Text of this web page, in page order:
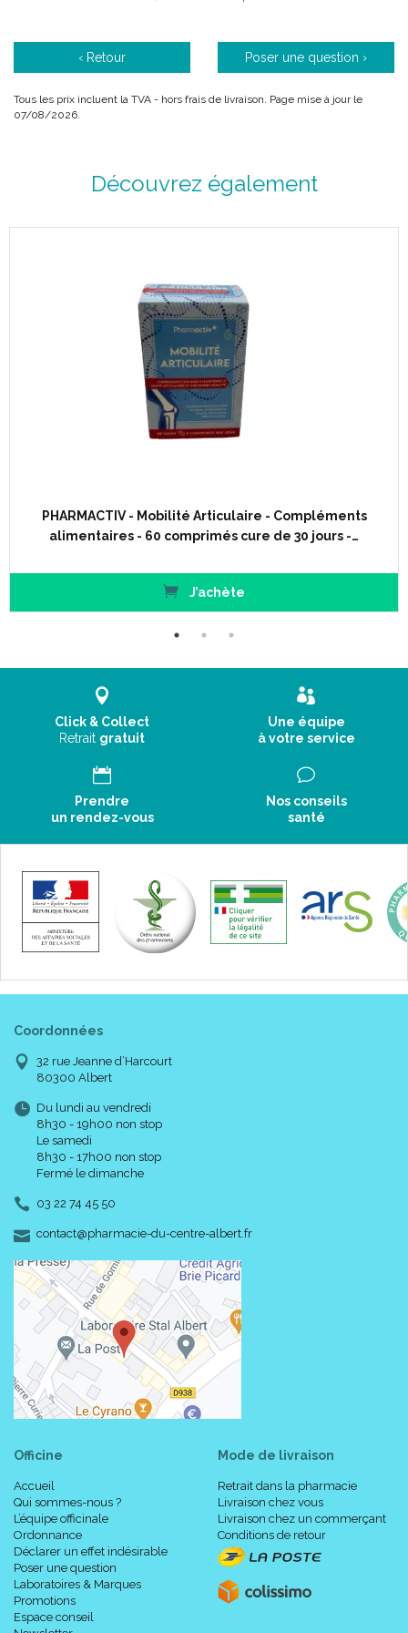
‹ Retour Poser une question ›
Tous les prix incluent la TVA - hors frais de livraison. Page mise à jour le
07/08/2026.
Découvrez également
PHARMACTIV - Mobilité Articulaire - Compléments
alimentaires - 60 comprimés cure de 30 jours -…
J’achète
Click & Collect
Retrait gratuit
Une équipe
à votre service
Prendre
un rendez-vous
Nos conseils
santé
Coordonnées
32 rue Jeanne d’Harcourt
80300 Albert
Du lundi au vendredi
8h30 - 19h00 non stop
Le samedi
8h30 - 17h00 non stop
Fermé le dimanche
03 22 74 45 50
contact-
@-
pharmacie-du-centre-albert.fr
Officine
Accueil
Qui sommes-nous ?
L’équipe officinale
Ordonnance
Déclarer un effet indésirable
Poser une question
Laboratoires & Marques
Promotions
Espace conseil
Mode de livraison
Retrait dans la pharmacie
Livraison chez vous
Livraison chez un commerçant
Conditions de retour